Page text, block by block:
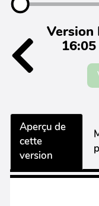
Version
Aperçu de
cette
version